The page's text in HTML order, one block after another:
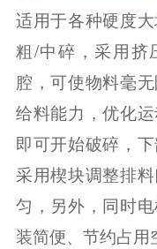
适用于各种硬度
粗/中碎，采用挤
腔，可使物料毫
给料能力，优化
即可开始破碎，
采用楔块调整排
匀，另外，同时
装简便、节约占用